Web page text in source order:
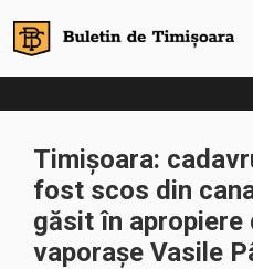
Timișoara:
fost scos din
găsit în apropiere
vaporașe Vasile